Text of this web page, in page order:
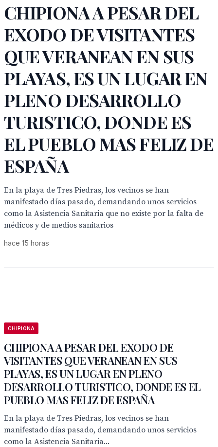
CHIPIONA A PESAR DEL
EXODO DE VISITANTES
QUE VERANEAN EN SUS
PLAYAS, ES UN LUGAR EN
PLENO DESARROLLO
TURISTICO, DONDE ES
EL PUEBLO MAS FELIZ DE
ESPAÑA
En la playa de Tres Piedras, los vecinos se han
manifestado días pasado, demandando unos servicios
como la Asistencia Sanitaria que no existe por la falta de
médicos y de medios sanitarios
hace 15 horas
CHIPIONA
CHIPIONA A PESAR DEL EXODO DE
VISITANTES QUE VERANEAN EN SUS
PLAYAS, ES UN LUGAR EN PLENO
DESARROLLO TURISTICO, DONDE ES EL
PUEBLO MAS FELIZ DE ESPAÑA
En la playa de Tres Piedras, los vecinos se han
manifestado días pasado, demandando unos servicios
como la Asistencia Sanitaria...